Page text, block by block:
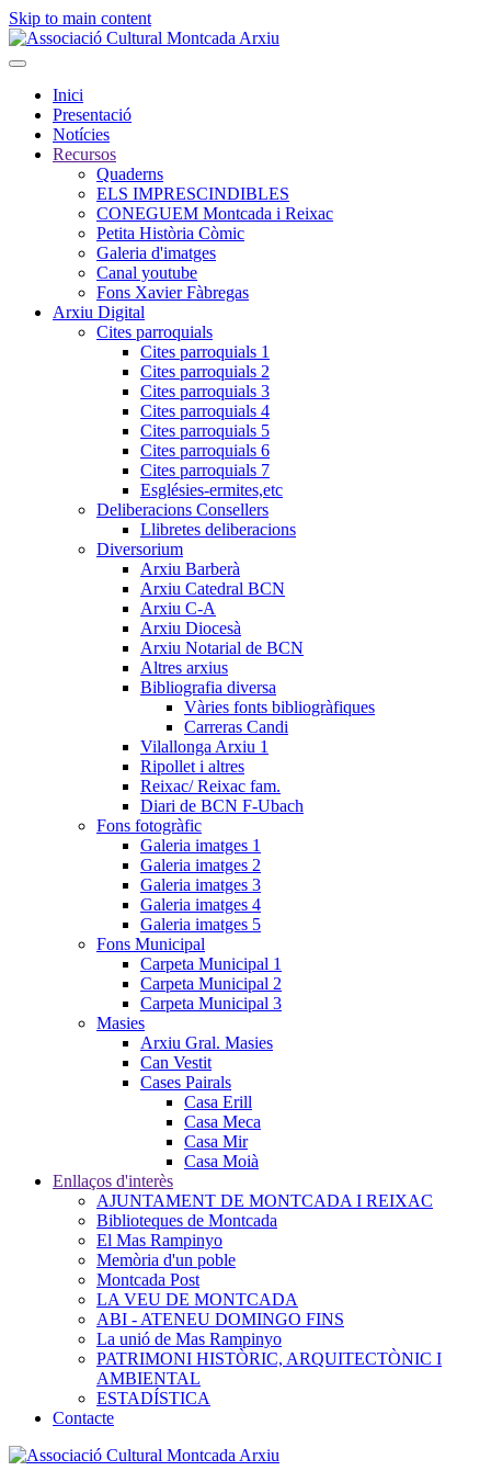
Skip to main content
Inici
Presentació
Notícies
Recursos
Quaderns
ELS IMPRESCINDIBLES
CONEGUEM Montcada i Reixac
Petita Història Còmic
Galeria d'imatges
Canal youtube
Fons Xavier Fàbregas
Arxiu Digital
Cites parroquials
Cites parroquials 1
Cites parroquials 2
Cites parroquials 3
Cites parroquials 4
Cites parroquials 5
Cites parroquials 6
Cites parroquials 7
Esglésies-ermites,etc
Deliberacions Consellers
Llibretes deliberacions
Diversorium
Arxiu Barberà
Arxiu Catedral BCN
Arxiu C-A
Arxiu Diocesà
Arxiu Notarial de BCN
Altres arxius
Bibliografia diversa
Vàries fonts bibliogràfiques
Carreras Candi
Vilallonga Arxiu 1
Ripollet i altres
Reixac/ Reixac fam.
Diari de BCN F-Ubach
Fons fotogràfic
Galeria imatges 1
Galeria imatges 2
Galeria imatges 3
Galeria imatges 4
Galeria imatges 5
Fons Municipal
Carpeta Municipal 1
Carpeta Municipal 2
Carpeta Municipal 3
Masies
Arxiu Gral. Masies
Can Vestit
Cases Pairals
Casa Erill
Casa Meca
Casa Mir
Casa Moià
Enllaços d'interès
AJUNTAMENT DE MONTCADA I REIXAC
Biblioteques de Montcada
El Mas Rampinyo
Memòria d'un poble
Montcada Post
LA VEU DE MONTCADA
ABI - ATENEU DOMINGO FINS
La unió de Mas Rampinyo
PATRIMONI HISTÒRIC, ARQUITECTÒNIC I
AMBIENTAL
ESTADÍSTICA
Contacte